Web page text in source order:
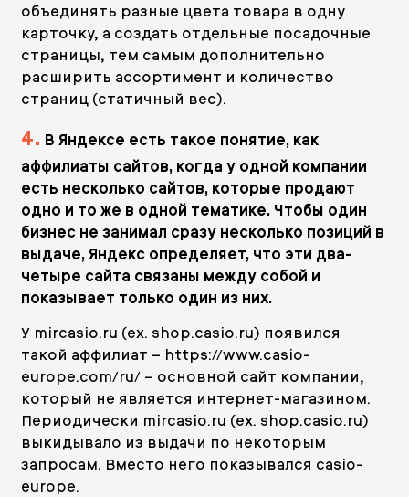
объединять разные цвета товара в одну
карточку, а создать отдельные посадочные
страницы, тем самым дополнительно
расширить ассортимент и количество
страниц (статичный вес).
4. В Яндексе есть такое понятие, как
аффилиаты сайтов, когда у одной компании
есть несколько сайтов, которые продают
одно и то же в одной тематике. Чтобы один
бизнес не занимал сразу несколько позиций в
выдаче, Яндекс определяет, что эти два-
четыре сайта связаны между собой и
показывает только один из них.
У mircasio.ru (ex. shop.casio.ru) появился
такой аффилиат – https://www.casio-
europe.com/ru/– основной сайт компании,
который не является интернет-магазином.
Периодически mircasio.ru (ex. shop.casio.ru)
выкидывало из выдачи по некоторым
запросам. Вместо него показывался casio-
europe.